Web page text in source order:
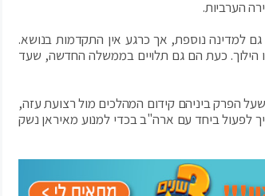
הערביות.
למדינה נוספת, אך כרגע אין התקדמות בנושא.
הילוך. כעת הם גם תלויים בממשלה החדשה, שעד
הפרק ביניהם קידום המהלכים מול רצועת עזה,
לפעול ביחד עם ארה"ב בכדי למנוע מאיראן נשק